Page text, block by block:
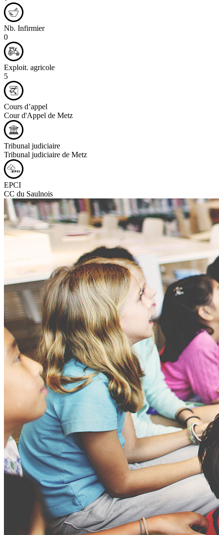
Nb. Infirmier
0
Exploit. agricole
5
Cours d’appel
Cour d'Appel de Metz
Tribunal judiciaire
Tribunal judiciaire de Metz
EPCI
CC du Saulnois